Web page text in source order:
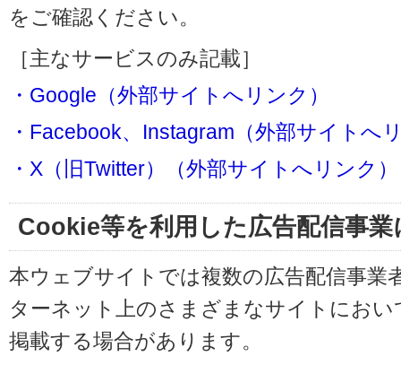
をご確認ください。
［主なサービスのみ記載］
・Google（外部サイトへリンク）
・Facebook、Instagram（外部サイトへ
・X（旧Twitter）（外部サイトへリンク）
Cookie等を利用した広告配信事
本ウェブサイトでは複数の広告配信事業
ターネット上のさまざまなサイトにお
掲載する場合があります。